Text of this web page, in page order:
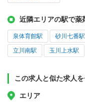
近隣エリアの駅で薬
泉体育館駅 砂川七番駅
立川南駅 玉川上水駅
この求人と似た求人
エリア